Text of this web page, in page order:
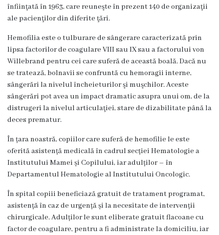
g
a
m
a
C
o
n
d
u
c
e
r
înfiinţată în 1963, care reuneşte în prezent 140 de organizaţii
ale pacienţilor din diferite ţări.
Hemofilia este o tulburare de sângerare caracterizată prin
lipsa factorilor de coagulare VIII sau IX sau a factorului von
Willebrand pentru cei care suferă de această boală. Dacă nu
se tratează, bolnavii se confruntă cu hemoragii interne,
sângerări la nivelul încheieturilor şi muşchilor. Aceste
sângerări pot avea un impact dramatic asupra unui om, de la
distrugeri la nivelul articulaţiei, stare de dizabilitate până la
deces prematur.
În țara noastră, copiilor care suferă de hemofilie le este
oferită asistență medicală în cadrul secției Hematologie a
Institutului Mamei și Copilului, iar adulților – în
Departamentul Hematologie al Institutului Oncologic.
În spital copiii beneficiază gratuit de tratament programat,
asistență în caz de urgență și la necesitate de intervenții
chirurgicale. Adulților le sunt eliberate gratuit flacoane cu
factor de coagulare, pentru a fi administrate la domiciliu, iar